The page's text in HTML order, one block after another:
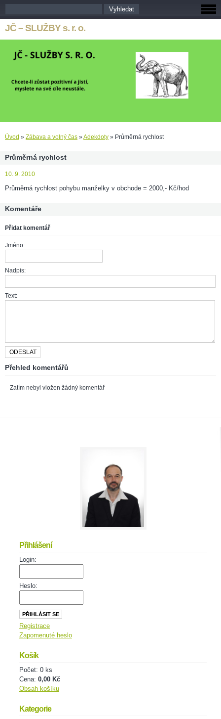
JČ – SLUŽBY s. r. o.
Úvod » Zábava a volný čas »Adekdoty » Průměrná rychlost
Průměrná rychlost
10. 9. 2010
Průměrná rychlost pohybu manželky v obchode = 2000,- Kč/hod
Komentáře
Přidat komentář
Jméno:
Nadpis:
Text:
Přehled komentářů
Zatím nebyl vložen žádný komentář
Přihlášení
Login:
Heslo:
Registrace
Zapomenuté heslo
Košík
Počet: 0 ks
Cena: 0,00 Kč
Obsah košíku
Kategorie